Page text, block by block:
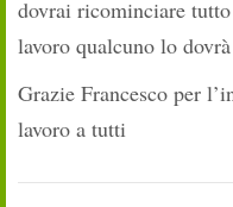
dovrai ricominciare
lavoro qualcuno lo
Grazie Francesco per
lavoro a tutti